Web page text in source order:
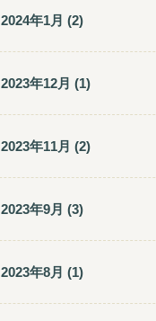
2024年1月 (2)
2023年12月 (1)
2023年11月 (2)
2023年9月 (3)
2023年8月 (1)